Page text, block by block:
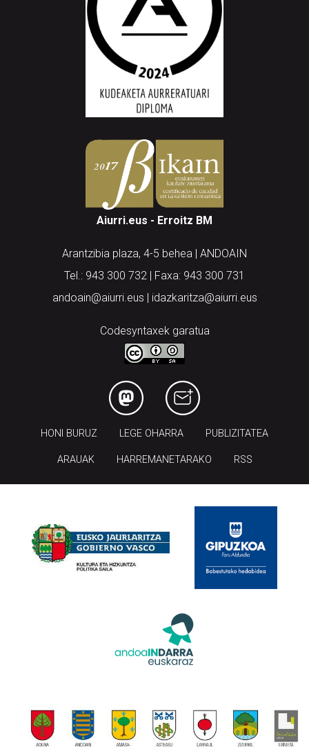
Aiurri.eus - Erroitz BM
Arantzibia plaza, 4-5 behea | ANDOAIN
Tel.: 943 300 732 | Faxa: 943 300 731
andoain@aiurri.eus | idazkaritza@aiurri.eus
Codesyntaxek garatua
HONI BURUZ LEGE OHARRA PUBLIZITATEA
ARAUAK HARREMANETARAKO RSS